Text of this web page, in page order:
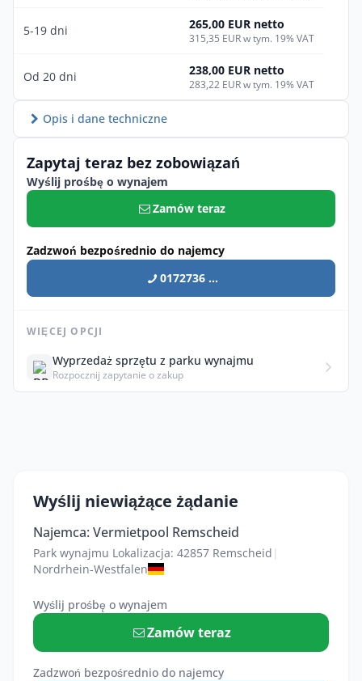
5-19 dni 265,00 EUR netto
315,35 EUR w tym. 19% VAT
Od 20 dni 238,00 EUR netto
283,22 EUR w tym. 19% VAT
Opis i dane techniczne
Zapytaj teraz bez zobowiązań
Wyślij prośbę o wynajem
Zamów teraz
Zadzwoń bezpośrednio do najemcy
0172736 ...
WIĘCEJ OPCJI
Wyprzedaż sprzętu z parku wynajmu
Rozpocznij zapytanie o zakup
Wyślij niewiążące żądanie
Najemca: Vermietpool Remscheid
Park wynajmu Lokalizacja: 42857 Remscheid |
Nordrhein-Westfalen
Wyślij prośbę o wynajem
Zamów teraz
Zadzwoń bezpośrednio do najemcy